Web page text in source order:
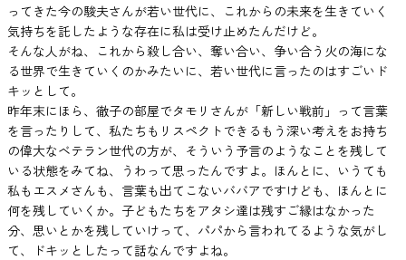
ってきた今の駿夫さんが若い世代に、これからの未来を生きていく
気持ちを託したような存在に私は受け止めたんだけど。
そんな人がね、これから殺し合い、奪い合い、争い合う火の海にな
る世界で生きていくのかみたいに、若い世代に言ったのはすごいド
キッとして。
昨年末にほら、徹子の部屋でタモリさんが「新しい戦前」って言葉
を言ったりして、私たちもリスペクトできるもう深い考えをお持ち
の偉大なベテラン世代の方が、そういう予言のようなことを残して
いる状態をみてね、うわって思ったんですよ。ほんとに、いうても
私もエスメさんも、言葉も出てこないババアですけども、ほんとに
何を残していくか。子どもたちをアタシ達は残すご縁はなかった
分、思いとかを残していけって、パパから言われてるような気がし
て、ドキッとしたって話なんですよね。